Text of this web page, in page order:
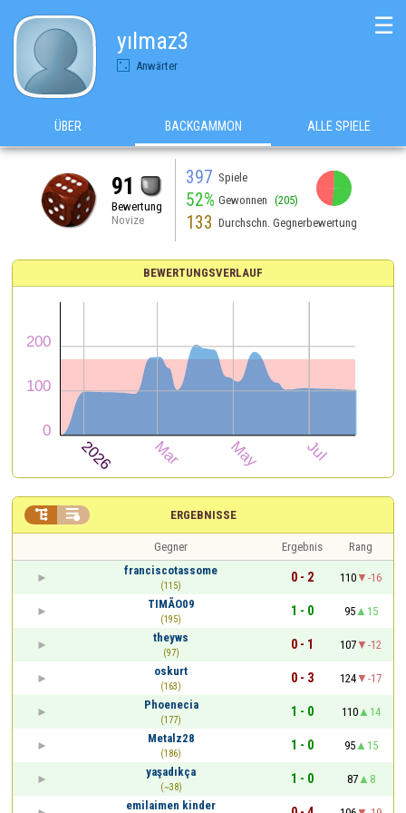
yılmaz3
Anwärter
☰
ÜBER BACKGAMMON ALLE SPIELE
91
Bewertung
Novize
397 Spiele
52% Gewonnen (205)
133 Durchschn. Gegnerbewertung
BEWERTUNGSVERLAUF
ERGEBNISSE
 
Gegner Ergebnis
Rang
franciscotassome
(115)
0 - 2 110
-16
TIMÃO09
(195)
1 - 0 95
15
theyws
(97)
0 - 1 107
-12
oskurt
(163)
0 - 3 124
-17
Phoenecia
(177)
1 - 0 110
14
Metalz28
(186)
1 - 0 95
15
yaşadıkça
(~38)
1 - 0 87
8
emilaimen kinder